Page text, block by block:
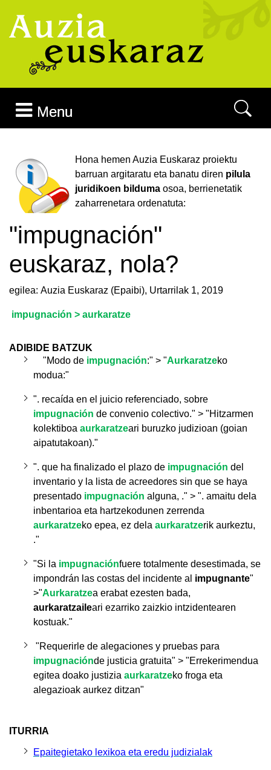
Menu
Hona hemen Auzia Euskaraz proiektu
barruan argitaratu eta banatu diren pilula
juridikoen bilduma osoa, berrienetatik
zaharrenetara ordenatuta:
"impugnación"
euskaraz, nola?
egilea: Auzia Euskaraz (Epaibi), Urtarrilak 1, 2019
impugnación > aurkaratze
ADIBIDE BATZUK
"Modo de impugnación:" > "Aurkaratzeko
modua:"
". recaída en el juicio referenciado, sobre
impugnación de convenio colectivo." > "Hitzarmen
kolektiboa aurkaratzeari buruzko judizioan (goian
aipatutakoan)."
". que ha finalizado el plazo de impugnación del
inventario y la lista de acreedores sin que se haya
presentado impugnación alguna, ." > ". amaitu dela
inbentarioa eta hartzekodunen zerrenda
aurkaratzeko epea, ez dela aurkaratzerik aurkeztu,
."
"Si la impugnaciónfuere totalmente desestimada, se
impondrán las costas del incidente al impugnante"
>"Aurkaratzea erabat ezesten bada,
aurkaratzaileari ezarriko zaizkio intzidentearen
kostuak."
"Requerirle de alegaciones y pruebas para
impugnaciónde justicia gratuita" > "Errekerimendua
egitea doako justizia aurkaratzeko froga eta
alegazioak aurkez ditzan"
ITURRIA
Epaitegietako lexikoa eta eredu judizialak